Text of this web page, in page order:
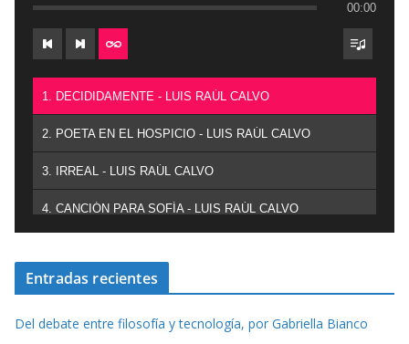
00:00
1. DECIDIDAMENTE - LUIS RAÚL CALVO
2. POETA EN EL HOSPICIO - LUIS RAÚL CALVO
3. IRREAL - LUIS RAÚL CALVO
4. CANCIÓN PARA SOFÍA - LUIS RAÚL CALVO
Entradas recientes
Del debate entre filosofía y tecnología, por Gabriella Bianco